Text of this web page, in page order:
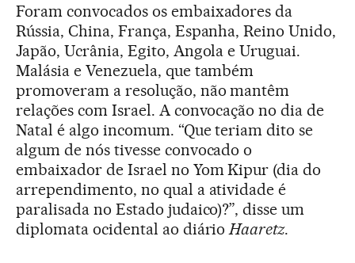
Foram convocados os embaixadores da
Rússia, China, França, Espanha, Reino Unido,
Japão, Ucrânia, Egito, Angola e Uruguai.
Malásia e Venezuela, que também
promoveram a resolução, não mantêm
relações com Israel. A convocação no dia de
Natal é algo incomum. “Que teriam dito se
algum de nós tivesse convocado o
embaixador de Israel no Yom Kipur (dia do
arrependimento, no qual a atividade é
paralisada no Estado judaico)?”, disse um
diplomata ocidental ao diárioHaaretz.